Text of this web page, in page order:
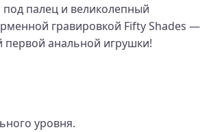
палец и великолепный
гравировкой Fifty Shades —
анальной игрушки!
уровня.